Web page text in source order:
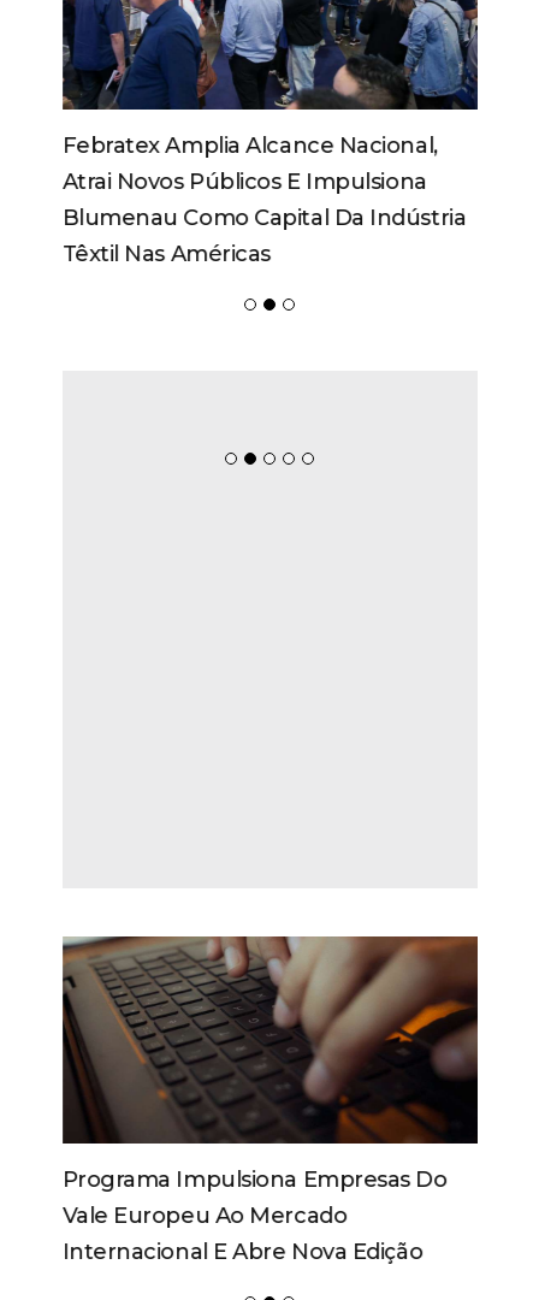
Febratex Amplia Alcance Nacional,
Atrai Novos Públicos E Impulsiona
Blumenau Como Capital Da Indústria
Têxtil Nas Américas
Programa Impulsiona Empresas Do
Vale Europeu Ao Mercado
Internacional E Abre Nova Edição